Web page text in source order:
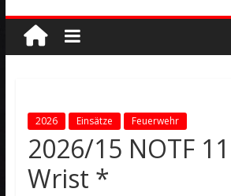
2026 Einsätze Feuerwehr
2026/15 NOTF
Wrist *